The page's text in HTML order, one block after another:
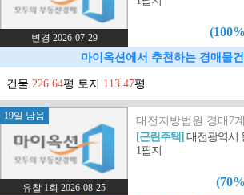
변경 2026-07-29
마이옥션에서 추천하는 경매물
건물 226.64평 토지 113.47평
19일 남음
유찰 1회 2026-08-25
대전지방법원 경매7
[근린주택]대전광역시
1필지